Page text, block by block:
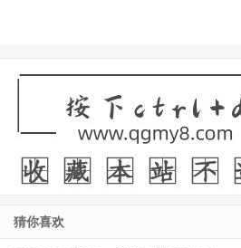
猜你喜欢